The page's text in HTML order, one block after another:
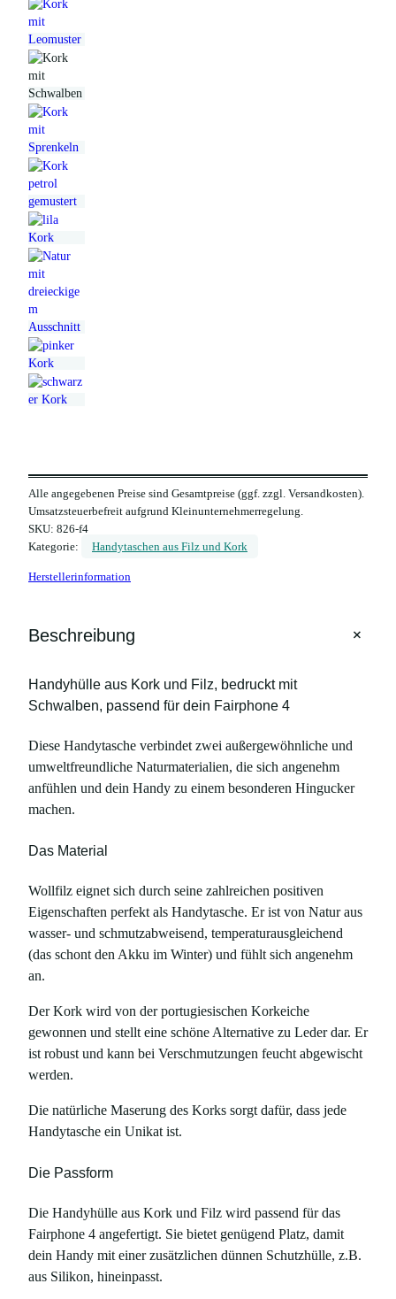
Alle angegebenen Preise sind Gesamtpreise (ggf. zzgl. Versandkosten).
Umsatzsteuerbefreit aufgrund Kleinunternehmerregelung.
SKU: 826-f4
Kategorie:
Handytaschen aus Filz und Kork
Herstellerinformation
Beschreibung +
Handyhülle aus Kork und Filz, bedruckt mit
Schwalben, passend für dein Fairphone 4
Diese Handytasche verbindet zwei außergewöhnliche und
umweltfreundliche Naturmaterialien, die sich angenehm
anfühlen und dein Handy zu einem besonderen Hingucker
machen.
Das Material
Wollfilz eignet sich durch seine zahlreichen positiven
Eigenschaften perfekt als Handytasche. Er ist von Natur aus
wasser- und schmutzabweisend, temperaturausgleichend
(das schont den Akku im Winter) und fühlt sich angenehm
an.
Der Kork wird von der portugiesischen Korkeiche
gewonnen und stellt eine schöne Alternative zu Leder dar. Er
ist robust und kann bei Verschmutzungen feucht abgewischt
werden.
Die natürliche Maserung des Korks sorgt dafür, dass jede
Handytasche ein Unikat ist.
Die Passform
Die Handyhülle aus Kork und Filz wird passend für das
Fairphone 4 angefertigt. Sie bietet genügend Platz, damit
dein Handy mit einer zusätzlichen dünnen Schutzhülle, z.B.
aus Silikon, hineinpasst.